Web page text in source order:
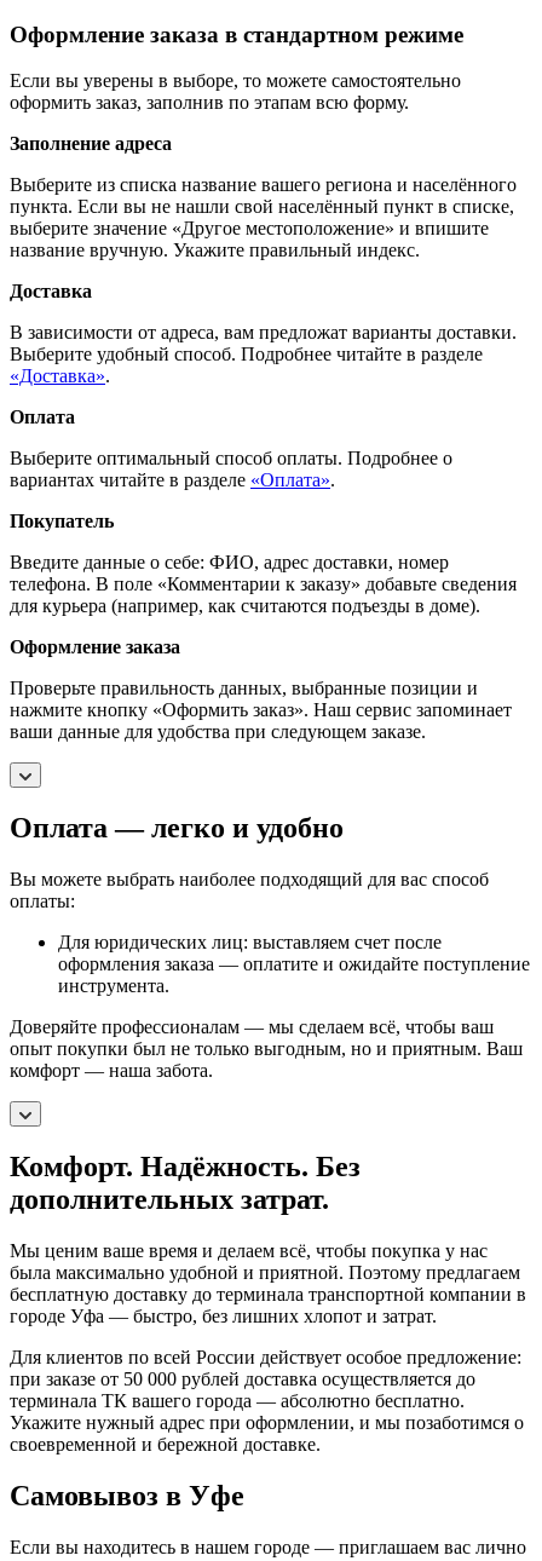
Оформление заказа в стандартном режиме
Если вы уверены в выборе, то можете самостоятельно
оформить заказ, заполнив по этапам всю форму.
Заполнение адреса
Выберите из списка название вашего региона и населённого
пункта. Если вы не нашли свой населённый пункт в списке,
выберите значение «Другое местоположение» и впишите
название вручную. Укажите правильный индекс.
Доставка
В зависимости от адреса, вам предложат варианты доставки.
Выберите удобный способ. Подробнее читайте в разделе
«Доставка».
Оплата
Выберите оптимальный способ оплаты. Подробнее о
вариантах читайте в разделе «Оплата».
Покупатель
Введите данные о себе: ФИО, адрес доставки, номер
телефона. В поле «Комментарии к заказу» добавьте сведения
для курьера (например, как считаются подъезды в доме).
Оформление заказа
Проверьте правильность данных, выбранные позиции и
нажмите кнопку «Оформить заказ». Наш сервис запоминает
ваши данные для удобства при следующем заказе.
Оплата — легко и удобно
Вы можете выбрать наиболее подходящий для вас способ
оплаты:
Для юридических лиц: выставляем счет после
оформления заказа — оплатите и ожидайте поступление
инструмента.
Доверяйте профессионалам — мы сделаем всё, чтобы ваш
опыт покупки был не только выгодным, но и приятным. Ваш
комфорт — наша забота.
Комфорт. Надёжность. Без
дополнительных затрат.
Мы ценим ваше время и делаем всё, чтобы покупка у нас
была максимально удобной и приятной. Поэтому предлагаем
бесплатную доставку до терминала транспортной компании в
городе Уфа — быстро, без лишних хлопот и затрат.
Для клиентов по всей России действует особое предложение:
при заказе от 50 000 рублей доставка осуществляется до
терминала ТК вашего города — абсолютно бесплатно.
Укажите нужный адрес при оформлении, и мы позаботимся о
своевременной и бережной доставке.
Самовывоз в Уфе
Если вы находитесь в нашем городе — приглашаем вас лично